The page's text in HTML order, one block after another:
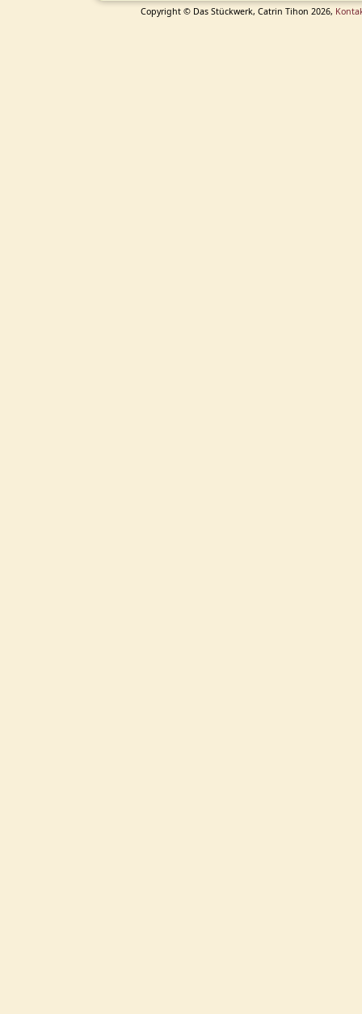
Copyright © Das Stückwerk, Catrin Tihon 2026,